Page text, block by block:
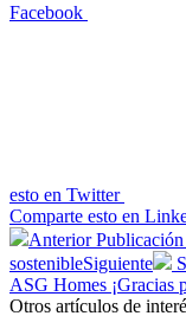
Facebook
esto en Twitter
Comparte esto en
Anterior
sostenibleSiguiente
ASG Homes ¡Gracias
Otros artículos de